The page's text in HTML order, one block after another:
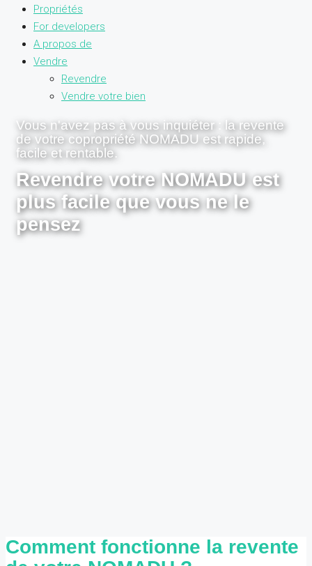
Propriétés
For developers
A propos de
Vendre
Revendre
Vendre votre bien
Vous n'avez pas à vous inquiéter : la revente
de votre copropriété NOMADU est rapide,
facile et rentable.
Revendre votre NOMADU est
plus facile que vous ne le
pensez
Comment fonctionne la revente